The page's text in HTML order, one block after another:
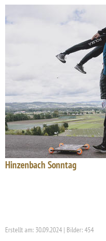
Hinzenbach Sonntag
Erstellt am: 30.09.2024 | Bilder: 454